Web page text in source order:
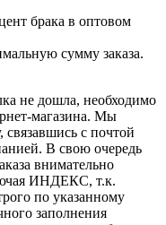
брака в оптовом
сумму заказа.
не дошла, необходимо
магазина. Мы
связавшись с почтой
В свою очередь
внимательно
ИНДЕКС, т.к.
по указанному
заполнения